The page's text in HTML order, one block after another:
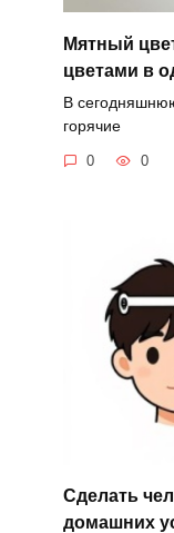
Мятный
цветами в
В
горячие
0 0
Сделать
домашних